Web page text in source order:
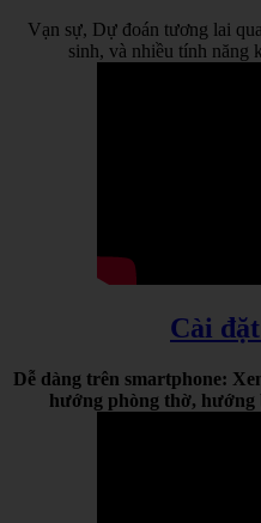
Vạn sự, Dự đoán tương lai
sinh, và nhiều tính năng
Cài
Dễ dàng trên smartphone:
hướng phòng thờ, hướng